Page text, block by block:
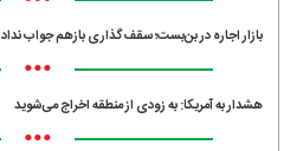
بازار اجاره در بن‌بست؛ سقف‌گذاری بازهم جواب نداد
•••
هشدار به آمریکا: به زودی از منطقه اخراج می‌شوید
•••